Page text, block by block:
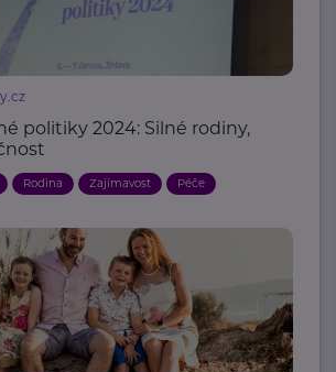
politiky 2024: Silné rodiny,
Rodina Zajímavost Péče